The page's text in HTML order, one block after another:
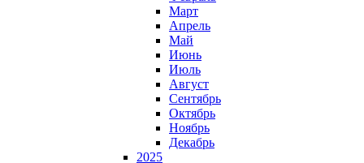
Март
Апрель
Май
Июнь
Июль
Август
Сентябрь
Октябрь
Ноябрь
Декабрь
2025